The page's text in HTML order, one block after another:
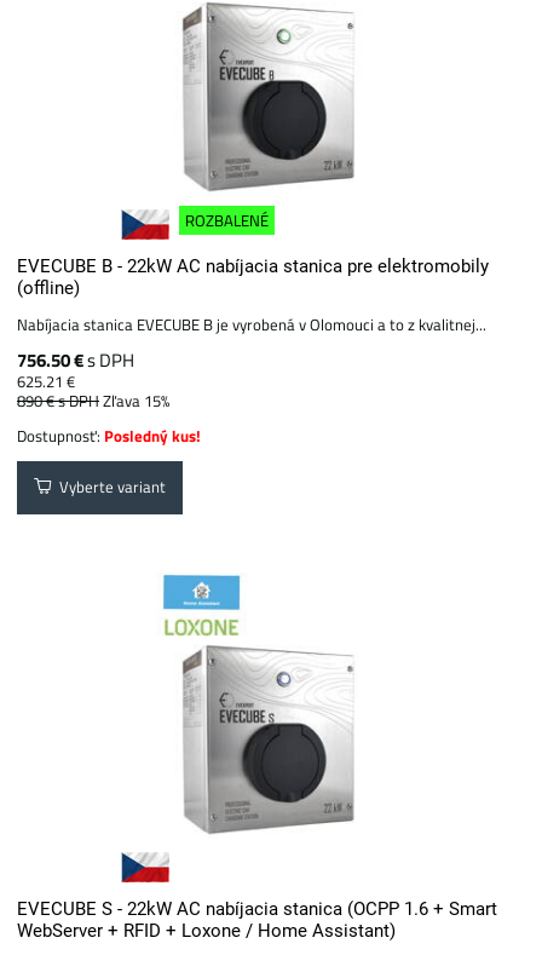
ROZBALENÉ
EVECUBE B - 22kW AC nabíjacia stanica pre elektromobily
(offline)
Nabíjacia stanica EVECUBE B je vyrobená v Olomouci a to z kvalitnej...
756.50 €s DPH
625.21 €
890 €s DPHZľava 15%
Dostupnosť: Posledný kus!
Vyberte variant
EVECUBE S - 22kW AC nabíjacia stanica (OCPP 1.6 + Smart
WebServer + RFID + Loxone / Home Assistant)